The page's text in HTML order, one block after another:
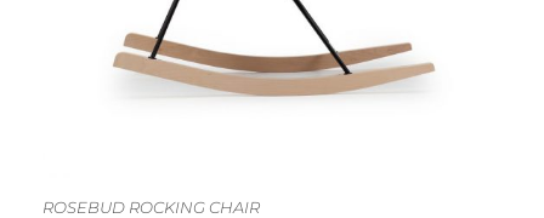
ROSEBUD ROCKING CHAIR